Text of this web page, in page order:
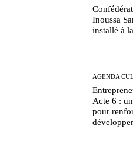
Inoussa
installé à
AGENDA
Acte 6 :
pour